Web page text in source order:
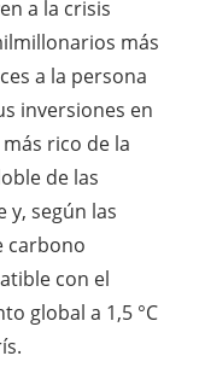
a la crisis
más
a la persona
inversiones en
rico de la
de las
y, según las
carbono
con el
global a 1,5 °C